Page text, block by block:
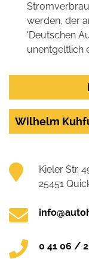
werden, der
'Deutschen
unentgeltlich
Wilhelm
Kieler Str.
25451
0 41 06 /